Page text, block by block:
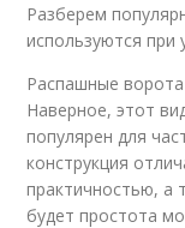
Разберем
используются при
Распашные ворота
Наверное, этот
популярен для
конструкция
практичностью, а
будет простота